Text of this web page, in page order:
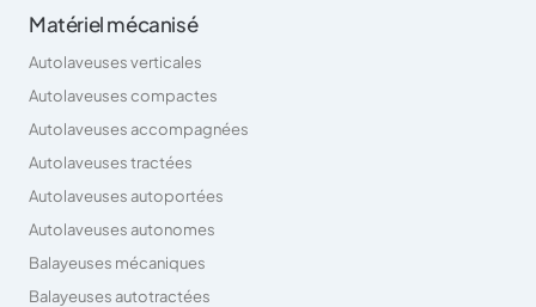
Matériel mécanisé
Autolaveuses verticales
Autolaveuses compactes
Autolaveuses accompagnées
Autolaveuses tractées
Autolaveuses autoportées
Autolaveuses autonomes
Balayeuses mécaniques
Balayeuses autotractées